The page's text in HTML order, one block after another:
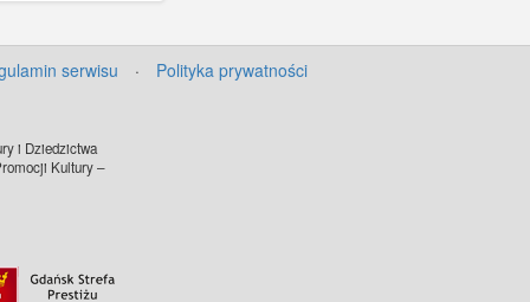
serwisu · Polityka prywatności
i Dziedzictwa
Kultury –